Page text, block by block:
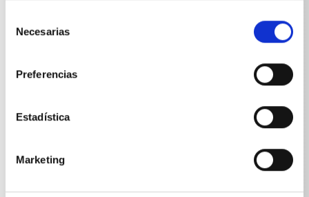
Necesarias
Preferencias
Estadística
Marketing
ESPECIFICACIONES TÉCNICAS
Peso